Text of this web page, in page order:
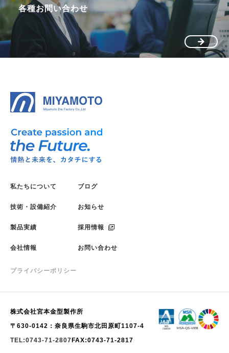
各種お問い合わせ
私たちについて
技術・設備紹介
製品実績
会社情報
ブログ
お知らせ
採用情報
お問い合わせ
プライバシーポリシー
株式会社宮本金型製作所
〒630-0142：奈良県生駒市北田原町1107-4
TEL:0743-71-2807 FAX:0743-71-2817